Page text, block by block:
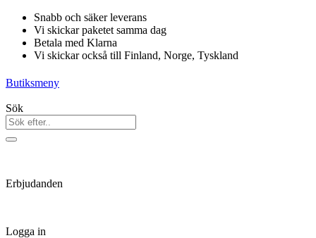
Hoppa
innehåll
Snabb och säker leverans
Vi skickar paketet samma dag
Betala med Klarna
Vi skickar också till Finland, Norge, Tyskland
Butiksmeny
Sök
Erbjudanden
Logga in